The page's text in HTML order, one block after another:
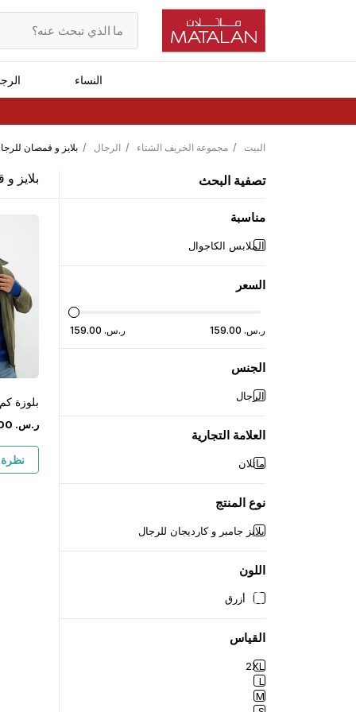
النساء
البيت مجموعة الخريف الشتاء الرجال بلايز و قمصان
تصفية البحث
مناسبة
الملابس الكاجوال
السعر
ر.س. 159.00 ر.س. 159.00
الجنس
الرجال
العلامة التجارية
ماتلان
نوع المنتج
بلايز جامبر و كارديجان للرجال
اللون
أزرق
القياس
2XL
L
M
بلايز
بلوزة
ر.س.